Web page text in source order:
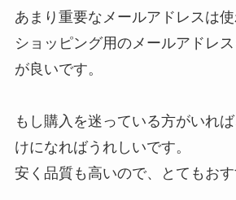
あまり重要なメールアドレスは使
ショッピング用のメールアドレ
が良いです。
もし購入を迷っている方がいれ
けになればうれしいです。
安く品質も高いので、とてもおす